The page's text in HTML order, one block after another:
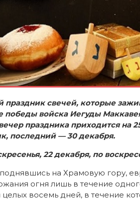
праздник свечей, которые
войска Иегуды
праздника приходится на
последний — 30 декабря.
22 декабря, по
на Храмовую гору,
огня лишь в течение
восемь дней, в течение